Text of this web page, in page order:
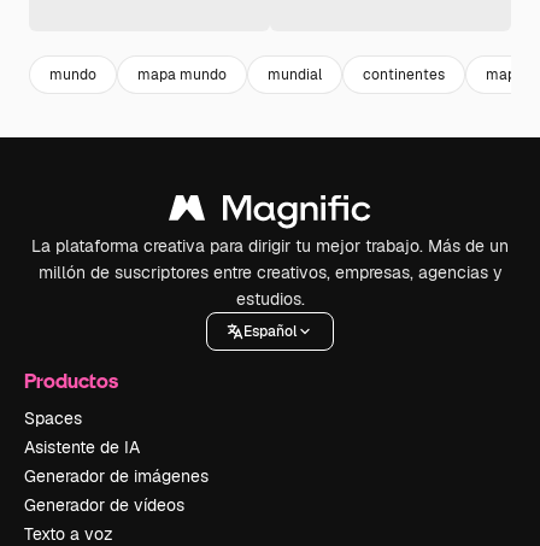
mundo mapa mundo mundial continentes mapa
La plataforma creativa para dirigir tu mejor trabajo. Más de un
millón de suscriptores entre creativos, empresas, agencias y
estudios.
Español
Productos
Spaces
Asistente de IA
Generador de imágenes
Generador de vídeos
Texto a voz